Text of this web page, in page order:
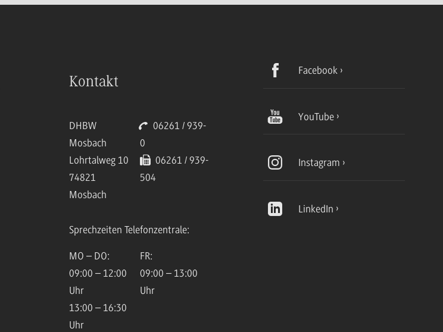
Kontakt
DHBW
Mosbach
Lohrtalweg 10
74821
Mosbach
06261 / 939-
0
06261 / 939-
504
Sprechzeiten Telefonzentrale:
MO – DO:
09:00 – 12:00
Uhr
13:00 – 16:30
Uhr
FR:
09:00 – 13:00
Uhr
Facebook
YouTube
Instagram
LinkedIn